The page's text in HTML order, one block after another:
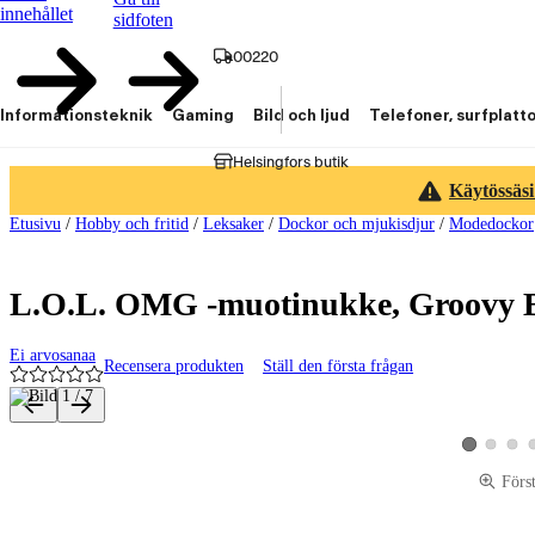
innehållet
sidfoten
00220
Helsingfors butik
Informationsteknik Gaming Bild och ljud Telefoner,
Etusivu / Hobby och fritid / Leksaker / Dockor och mjukisdjur / Modedockor
L.O.L. OMG -muotinukke, Groovy
Ei arvosanaa
Recensera produkten Ställ den första frågan
Produktbilder och videor
VisaVisa Visa